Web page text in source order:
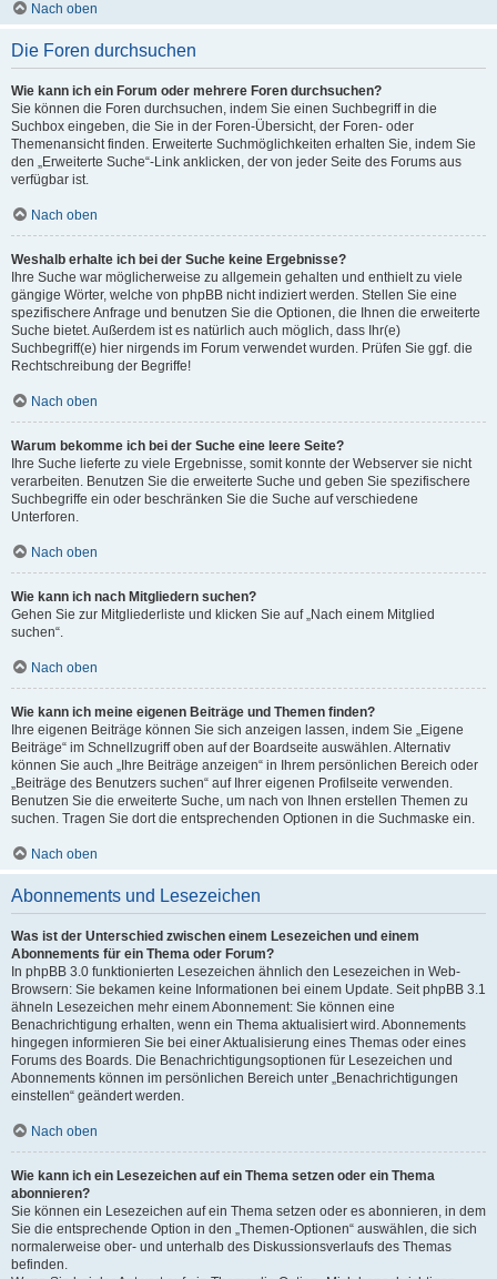
Nach oben
Die Foren durchsuchen
Wie kann ich ein Forum oder mehrere Foren durchsuchen?
Sie können die Foren durchsuchen, indem Sie einen Suchbegriff in die
Suchbox eingeben, die Sie in der Foren-Übersicht, der Foren- oder
Themenansicht finden. Erweiterte Suchmöglichkeiten erhalten Sie, indem Sie
den „Erweiterte Suche“-Link anklicken, der von jeder Seite des Forums aus
verfügbar ist.
Nach oben
Weshalb erhalte ich bei der Suche keine Ergebnisse?
Ihre Suche war möglicherweise zu allgemein gehalten und enthielt zu viele
gängige Wörter, welche von phpBB nicht indiziert werden. Stellen Sie eine
spezifischere Anfrage und benutzen Sie die Optionen, die Ihnen die erweiterte
Suche bietet. Außerdem ist es natürlich auch möglich, dass Ihr(e)
Suchbegriff(e) hier nirgends im Forum verwendet wurden. Prüfen Sie ggf. die
Rechtschreibung der Begriffe!
Nach oben
Warum bekomme ich bei der Suche eine leere Seite?
Ihre Suche lieferte zu viele Ergebnisse, somit konnte der Webserver sie nicht
verarbeiten. Benutzen Sie die erweiterte Suche und geben Sie spezifischere
Suchbegriffe ein oder beschränken Sie die Suche auf verschiedene
Unterforen.
Nach oben
Wie kann ich nach Mitgliedern suchen?
Gehen Sie zur Mitgliederliste und klicken Sie auf „Nach einem Mitglied
suchen“.
Nach oben
Wie kann ich meine eigenen Beiträge und Themen finden?
Ihre eigenen Beiträge können Sie sich anzeigen lassen, indem Sie „Eigene
Beiträge“ im Schnellzugriff oben auf der Boardseite auswählen. Alternativ
können Sie auch „Ihre Beiträge anzeigen“ in Ihrem persönlichen Bereich oder
„Beiträge des Benutzers suchen“ auf Ihrer eigenen Profilseite verwenden.
Benutzen Sie die erweiterte Suche, um nach von Ihnen erstellen Themen zu
suchen. Tragen Sie dort die entsprechenden Optionen in die Suchmaske ein.
Nach oben
Abonnements und Lesezeichen
Was ist der Unterschied zwischen einem Lesezeichen und einem
Abonnements für ein Thema oder Forum?
In phpBB 3.0 funktionierten Lesezeichen ähnlich den Lesezeichen in Web-
Browsern: Sie bekamen keine Informationen bei einem Update. Seit phpBB 3.1
ähneln Lesezeichen mehr einem Abonnement: Sie können eine
Benachrichtigung erhalten, wenn ein Thema aktualisiert wird. Abonnements
hingegen informieren Sie bei einer Aktualisierung eines Themas oder eines
Forums des Boards. Die Benachrichtigungsoptionen für Lesezeichen und
Abonnements können im persönlichen Bereich unter „Benachrichtigungen
einstellen“ geändert werden.
Nach oben
Wie kann ich ein Lesezeichen auf ein Thema setzen oder ein Thema
abonnieren?
Sie können ein Lesezeichen auf ein Thema setzen oder es abonnieren, in dem
Sie die entsprechende Option in den „Themen-Optionen“ auswählen, die sich
normalerweise ober- und unterhalb des Diskussionsverlaufs des Themas
befinden.